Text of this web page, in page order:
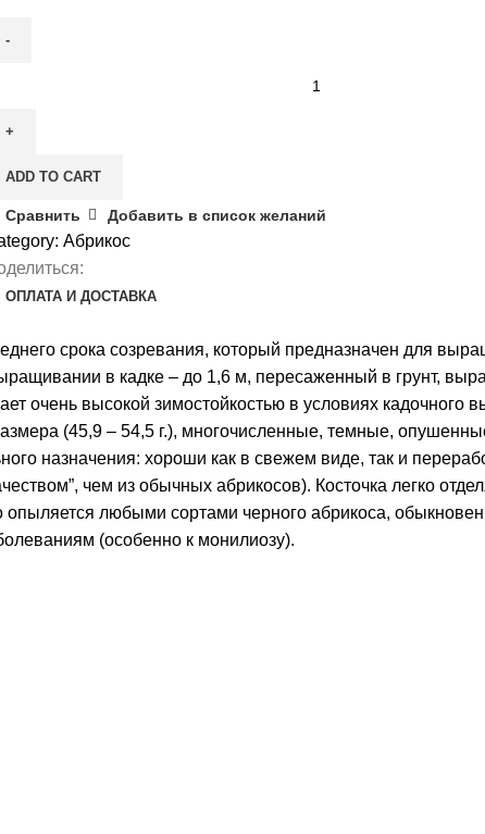
ADD TO CART
Сравнить Добавить в список желаний
Абрикос
ОПЛАТА И ДОСТАВКА
срока созревания, который предназначен для
в кадке – до 1,6 м, пересаженный в грунт,
очень высокой зимостойкостью в условиях кадочного
(45,9 – 54,5 г.), многочисленные, темные,
назначения: хороши как в свежем виде, так и
чем из обычных абрикосов). Косточка легко
любыми сортами черного абрикоса,
(особенно к монилиозу).